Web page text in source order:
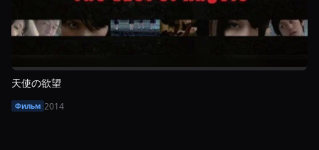
天使の欲望
Фильм 2014